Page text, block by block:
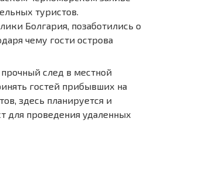
туристов.
Болгария, позаботились о
чему гости острова
след в местной
гостей прибывших на
здесь планируется и
для проведения удаленных